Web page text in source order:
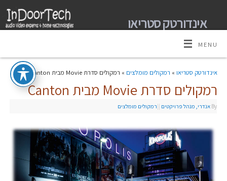
אינדורטק סטריאו
MENU
אינדורטק סטריאו» רמקולים מומלצים » רמקולים סדרת Movie מבית Canton
רמקולים סדרת Movie מבית Canton
By אנדרי, מנהל פרויקטים |
|רמקולים מומלצים